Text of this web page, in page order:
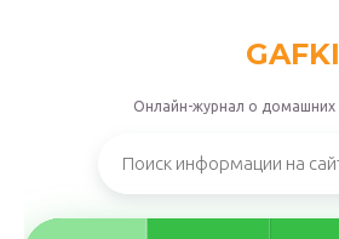
GAFKI
Онлайн-журнал о домашних